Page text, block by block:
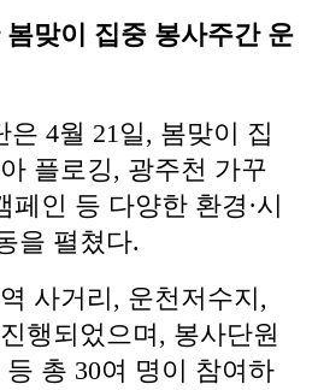
맞이 집중 봉사주간 운
4월 21일, 봄맞이 집
플로깅, 광주천 가꾸
페인 등 다양한 환경·시
을 펼쳤다.
사거리, 운천저수지,
행되었으며, 봉사단원
총 30여 명이 참여하